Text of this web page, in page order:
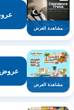
مشاهدة العرض
مشاهدة العرض
عروض